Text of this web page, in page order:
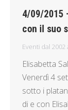
4/09/2015
con il suo
Eventi dal 2002
Elisabetta
Venerdì 4
sotto i
di e con